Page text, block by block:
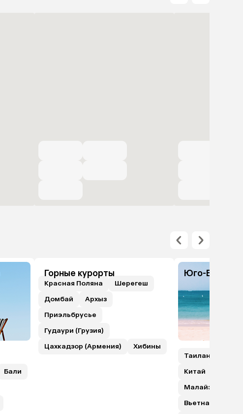
Бали
Горные курорты
Красная Поляна
Шерегеш
Домбай
Архыз
Приэльбрусье
Гудаури (Грузия)
Цахкадзор (Армения)
Хибины
Юго-
Таиланд
Китай
Малайзия (с
Вьетнам